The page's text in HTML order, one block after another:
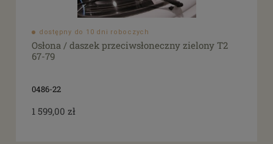
dostępny do 10 dni roboczych
Osłona / daszek przeciwsłoneczny zielony T2
67-79
0486-22
1 599,00 zł